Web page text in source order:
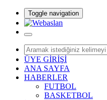
Toggle navigation
ÜYE GİRİŞİ
ANA SAYFA
HABERLER
FUTBOL
BASKETBOL